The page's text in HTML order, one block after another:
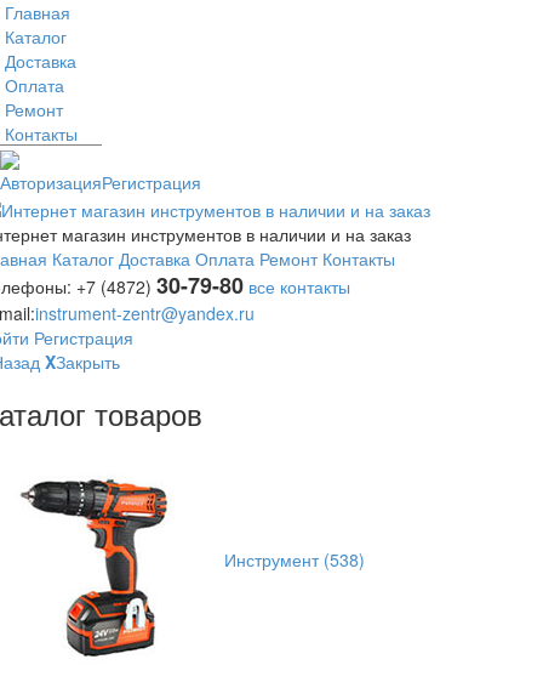
Главная
Каталог
Доставка
Оплата
Ремонт
Контакты
АвторизацияРегистрация
магазин инструментов в наличии и на заказ
Каталог Доставка Оплата Ремонт Контакты
+7 (4872) 30-79-80 все контакты
instrument-zentr@yandex.ru
Регистрация
XЗакрыть
товаров
Инструмент (538)